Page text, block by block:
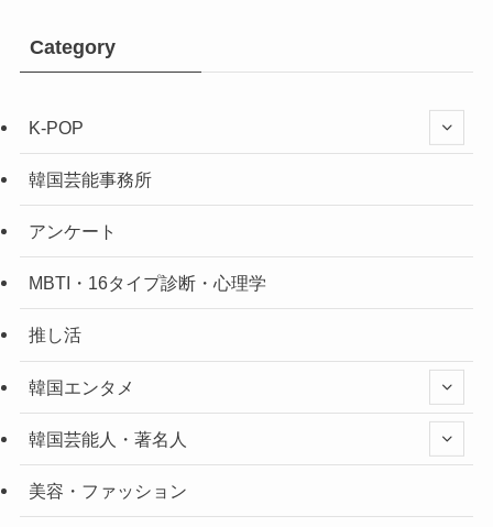
Category
K-POP
韓国芸能事務所
アンケート
MBTI・16タイプ診断・心理学
推し活
韓国エンタメ
韓国芸能人・著名人
美容・ファッション